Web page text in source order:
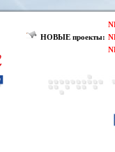
НОВЫЕ проекты: